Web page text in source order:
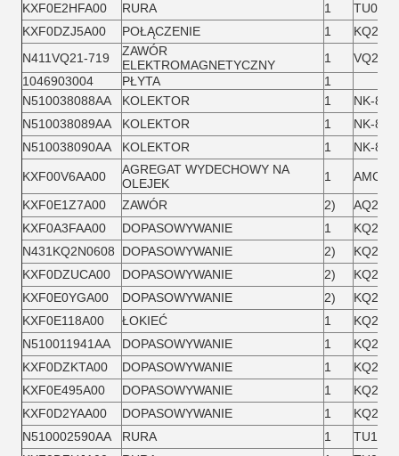
KXF0E2HFA00
RURA 1
KXF0DZJ5A00
POŁĄCZENIE 1
N411VQ21-719
ZAWÓR
ELEKTROMAGNETYCZNY
1
1046903004
PŁYTA
1
N510038088AA
KOLEKTOR 1
NK-
N510038089AA
KOLEKTOR 1
NK-
N510038090AA
KOLEKTOR 1 NK-
KXF00V6AA00
AGREGAT WYDECHOWY NA
OLEJEK
1
KXF0E1Z7A00
ZAWÓR 2)
KXF0A3FAA00
DOPASOWYWANIE 1
N431KQ2N0608
DOPASOWYWANIE 2)
KXF0DZUCA00
DOPASOWYWANIE 2)
KXF0E0YGA00
DOPASOWYWANIE 2)
KXF0E118A00
ŁOKIEĆ 1
N510011941AA
DOPASOWYWANIE 1
KXF0DZKTA00
DOPASOWYWANIE 1
KXF0E495A00
DOPASOWYWANIE 1
KXF0D2YAA00
DOPASOWYWANIE 1
N510002590AA
RURA 1